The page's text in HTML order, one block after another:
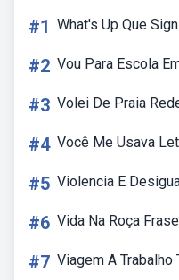
#1 What's Up Que
#2 Vou Para Escola
#3 Volei De Praia
#4 Você Me Usava
#5 Violencia E
#6 Vida Na Roça
#7 Viagem A Trabalho